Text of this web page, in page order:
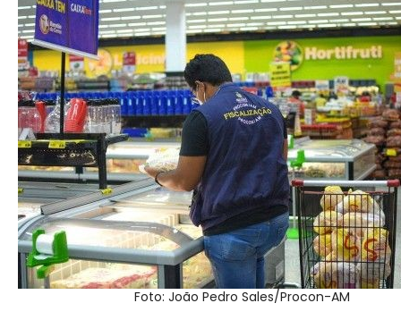
Foto: João Pedro Sales/Procon-AM